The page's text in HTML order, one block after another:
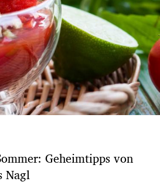
Geheimtipps von
Nagl